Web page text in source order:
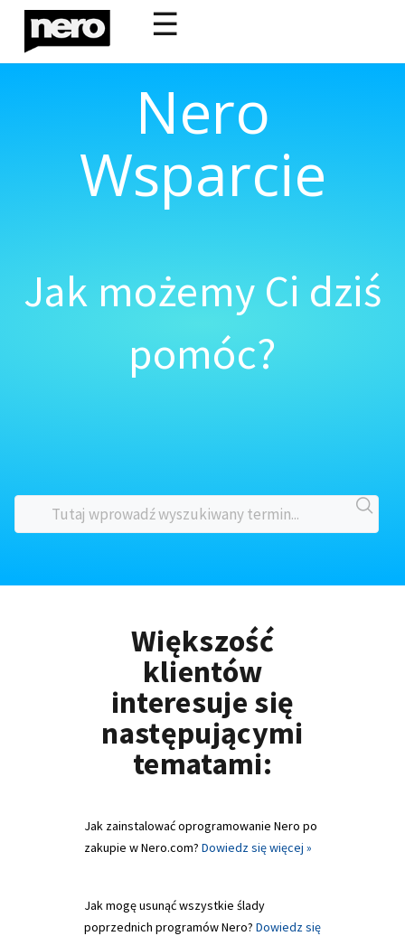
☰
Nero
Wsparcie
Jak możemy Ci dziś
pomóc?
Większość
klientów
interesuje się
następującymi
tematami:
Jak zainstalować oprogramowanie Nero po
zakupie w Nero.com? Dowiedz się więcej »
Jak mogę usunąć wszystkie ślady
poprzednich programów Nero? Dowiedz się